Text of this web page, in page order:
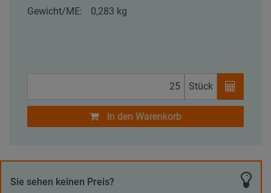
Gewicht/ME:
0,283 kg
Stück
In den Warenkorb
Sie sehen keinen Preis?